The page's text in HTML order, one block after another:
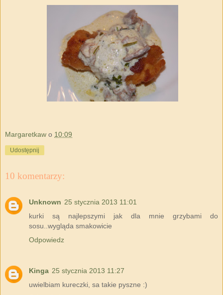
Margaretkaw o 10:09
Udostępnij
10 komentarzy:
Unknown 25 stycznia 2013 11:01
kurki są najlepszymi jak dla mnie grzybami do
sosu..wygląda smakowicie
Odpowiedz
Kinga 25 stycznia 2013 11:27
uwielbiam kureczki, sa takie pyszne :)